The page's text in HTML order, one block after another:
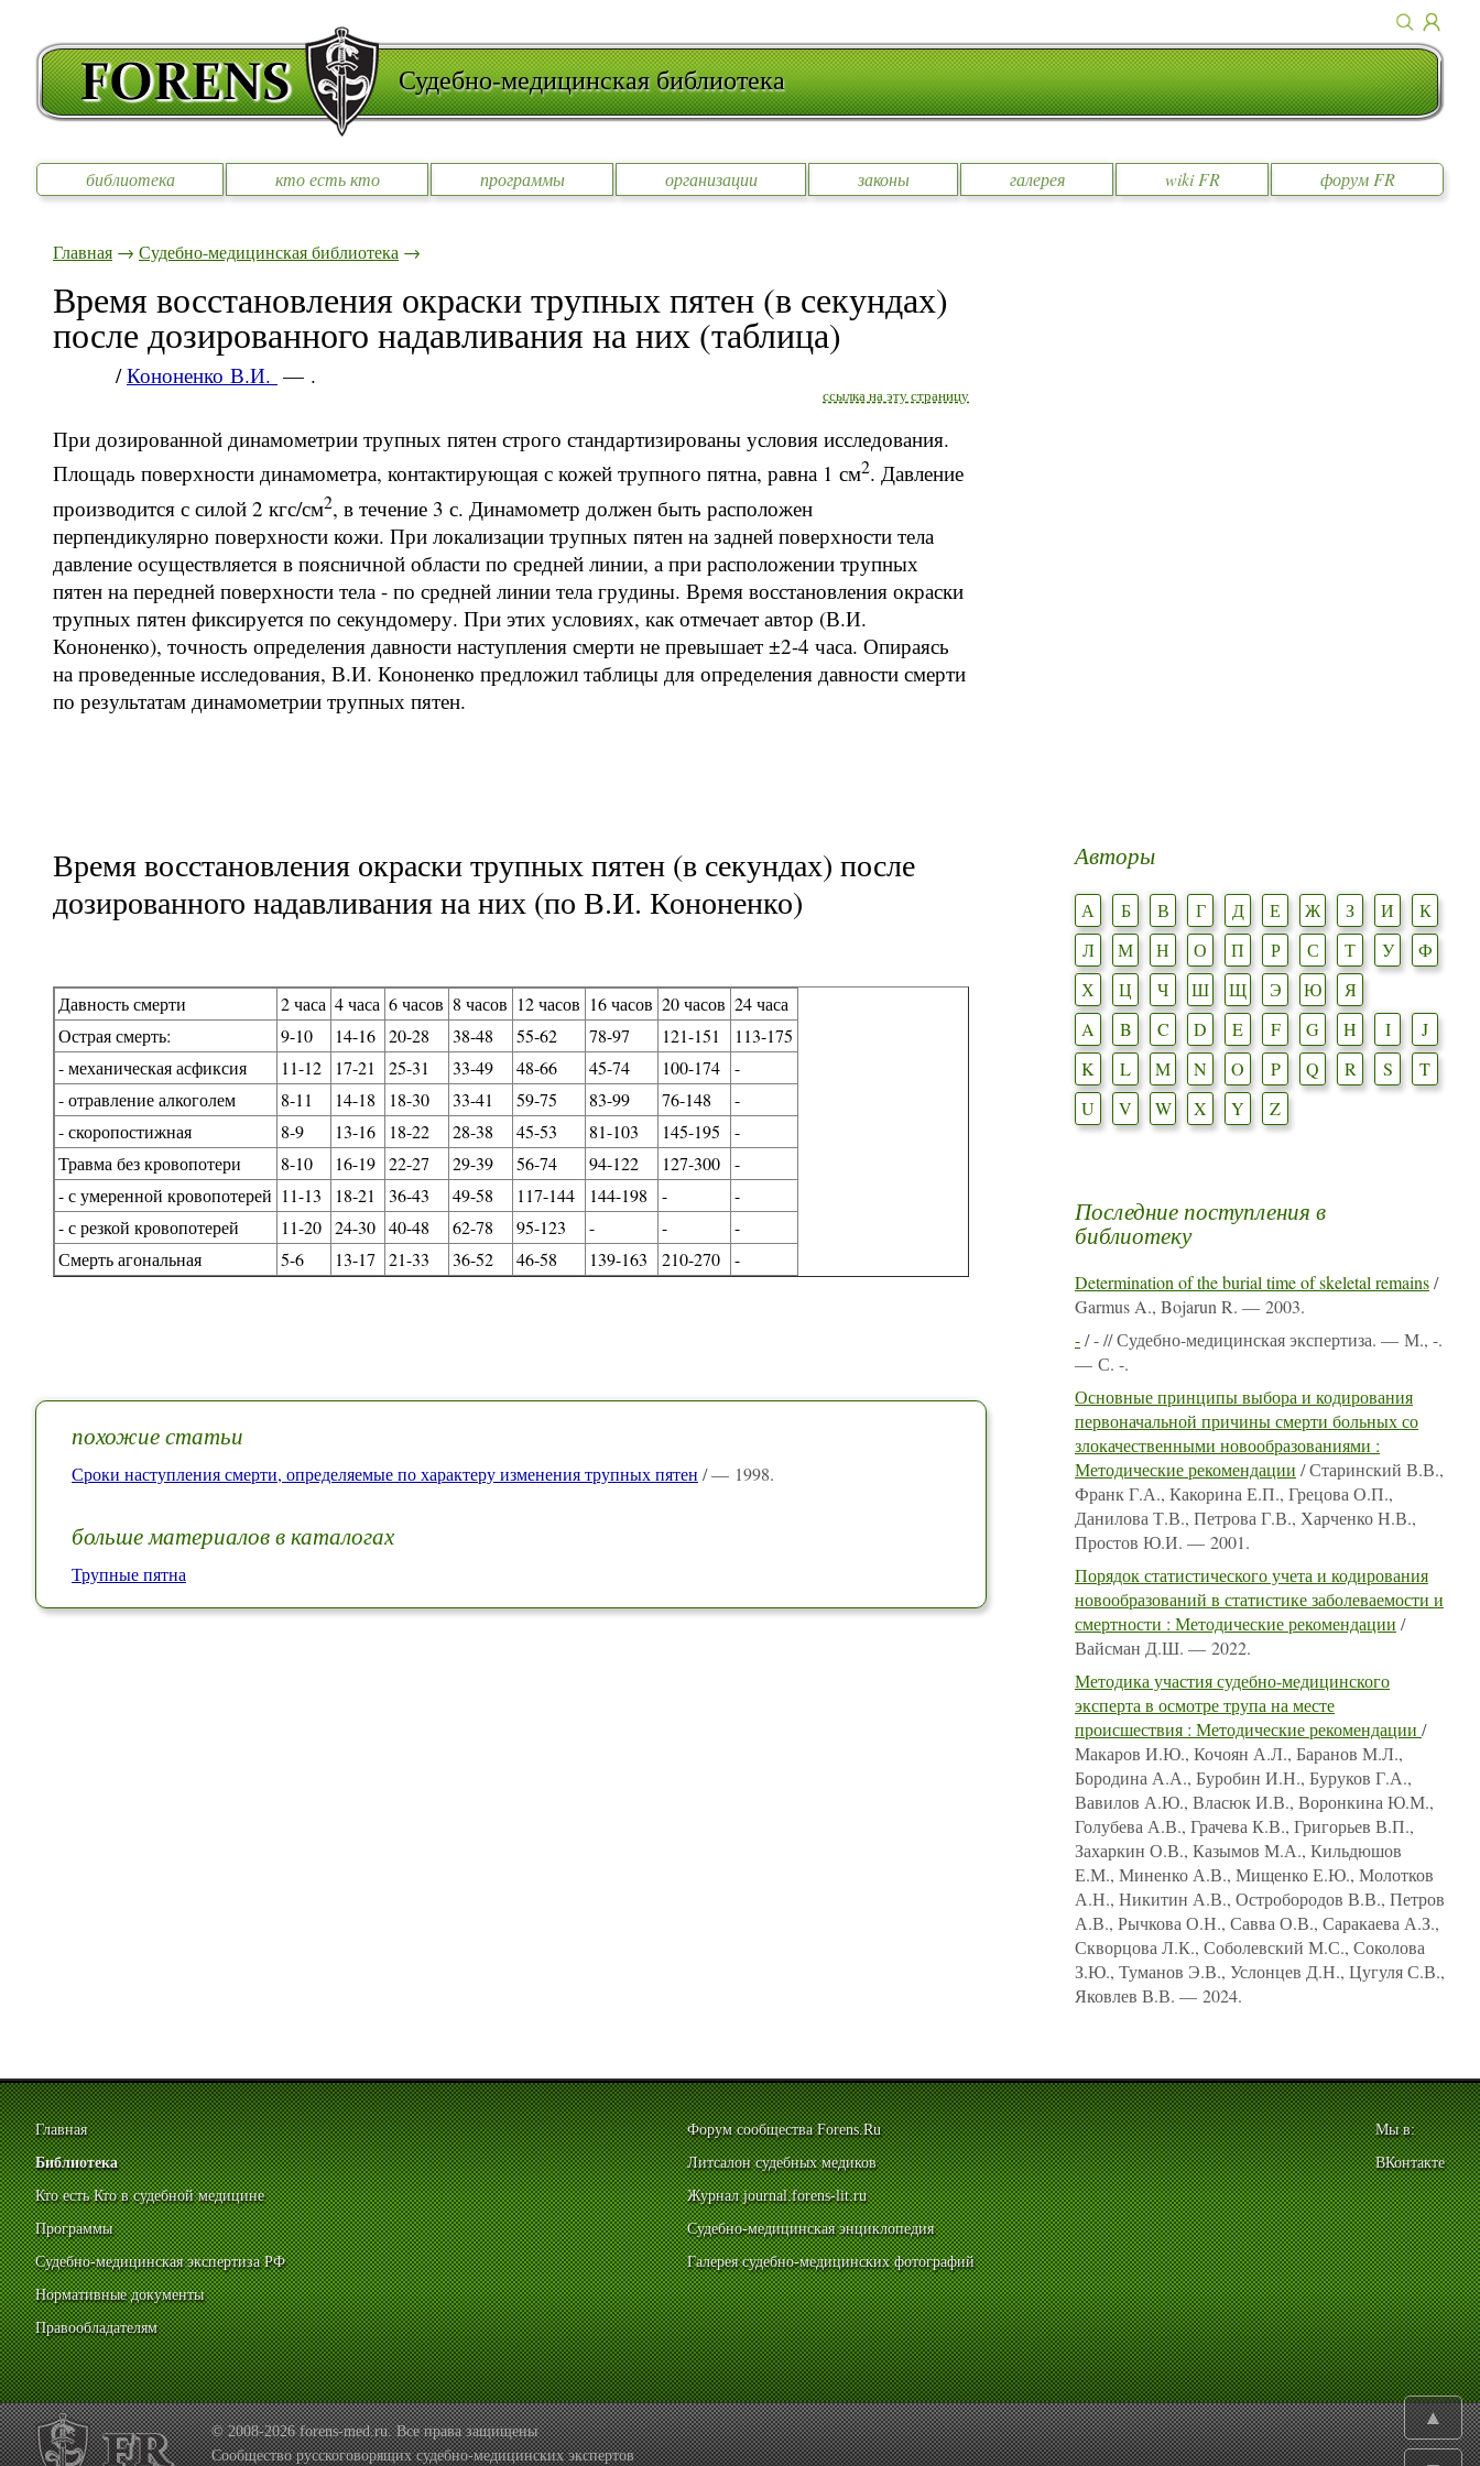
Судебно-медицинская библиотека
библиотека кто есть кто программы организации законы галерея wiki FR форум FR
Главная → Судебно-медицинская библиотека →
Время восстановления окраски трупных пятен (в секундах)
после дозированного надавливания на них (таблица)
/Кононенко В.И. — .
ссылка на эту страницу
При дозированной динамометрии трупных пятен строго стандартизированы условия исследования.
Площадь поверхности динамометра, контактирующая с кожей трупного пятна, равна 1 см2. Давление
производится с силой 2 кгс/см2, в течение 3 с. Динамометр должен быть расположен
перпендикулярно поверхности кожи. При локализации трупных пятен на задней поверхности тела
давление осуществляется в поясничной области по средней линии, а при расположении трупных
пятен на передней поверхности тела - по средней линии тела грудины. Время восстановления окраски
трупных пятен фиксируется по секундомеру. При этих условиях, как отмечает автор (В.И.
Кононенко), точность определения давности наступления смерти не превышает ±2-4 часа. Опираясь
на проведенные исследования, В.И. Кононенко предложил таблицы для определения давности смерти
по результатам динамометрии трупных пятен.
Время восстановления окраски трупных пятен (в секундах) после
дозированного надавливания на них (по В.И. Кононенко)
Давность смерти 2 часа 4 часа 6 часов 8 часов 12 часов 16 часов 20 часов 24 часа
Острая смерть:
9-10 14-16 20-28 38-48 55-62 78-97 121-151
113-175
- механическая асфиксия
11-12 17-21 25-31 33-49 48-66 45-74 100-174
-
- отравление алкоголем
8-11 14-18 18-30 33-41 59-75 83-99 76-148
-
- скоропостижная
8-9 13-16 18-22 28-38 45-53 81-103 145-195
-
Травма без кровопотери
8-10 16-19 22-27 29-39 56-74 94-122 127-300
-
- с умеренной кровопотерей 11-13 18-21 36-43 49-58 117-144 144-198 -
-
- с резкой кровопотерей
11-20 24-30 40-48 62-78 95-123 - -
-
Смерть агональная
5-6 13-17 21-33 36-52 46-58 139-163 210-270 -
похожие статьи
Сроки наступления смерти, определяемые по характеру изменения трупных пятен / — 1998.
больше материалов в каталогах
Трупные пятна
Авторы
А Б В Г Д Е Ж З И
К
Л
М Н О П Р С Т У
Ф
Х
Ц Ч Ш Щ Э Ю
Я
A
B C D E F G H I
J
K
L M N O P Q R S
T
U
V W X Y Z
Последние поступления в
библиотеку
Determination of the burial time of skeletal remains/
Garmus A., Bojarun R. — 2003.
-/ - // Судебно-медицинская экспертиза. — М., -.
— С. -.
Основные принципы выбора и кодирования
первоначальной причины смерти больных со
злокачественными новообразованиями :
Методические рекомендации / Старинский В.В.,
Франк Г.А., Какорина Е.П., Грецова О.П.,
Данилова Т.В., Петрова Г.В., Харченко Н.В.,
Простов Ю.И. — 2001.
Порядок статистического учета и кодирования
новообразований в статистике заболеваемости и
смертности : Методические рекомендации /
Вайсман Д.Ш. — 2022.
Методика участия судебно-медицинского
эксперта в осмотре трупа на месте
происшествия : Методические рекомендации /
Макаров И.Ю., Кочоян А.Л., Баранов М.Л.,
Бородина А.А., Буробин И.Н., Буруков Г.А.,
Вавилов А.Ю., Власюк И.В., Воронкина Ю.М.,
Голубева А.В., Грачева К.В., Григорьев В.П.,
Захаркин О.В., Казымов М.А., Кильдюшов
Е.М., Миненко А.В., Мищенко Е.Ю., Молотков
А.Н., Никитин А.В., Остробородов В.В., Петров
А.В., Рычкова О.Н., Савва О.В., Саракаева А.З.,
Скворцова Л.К., Соболевский М.С., Соколова
З.Ю., Туманов Э.В., Услонцев Д.Н., Цугуля С.В.,
Яковлев В.В. — 2024.
Главная
Библиотека
Кто есть Кто в судебной медицине
Программы
Судебно-медицинская экспертиза РФ
Нормативные документы
Правообладателям
Форум сообщества Forens.Ru
Литсалон судебных медиков
Журнал journal.forens-lit.ru
Судебно-медицинская энциклопедия
Галерея судебно-медицинских фотографий
Мы в:
ВКонтакте
© 2008-2026 forens-med.ru. Все права защищены
Сообщество русскоговорящих судебно-медицинских экспертов
▲